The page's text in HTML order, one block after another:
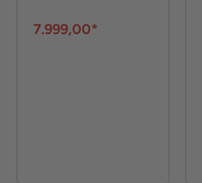
und
7.999,00*